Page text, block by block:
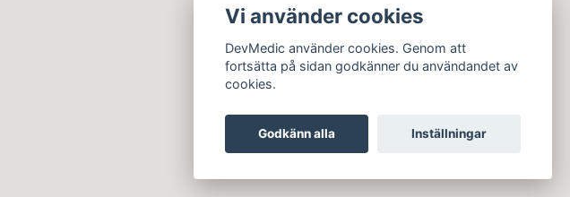
Vi använder cookies
DevMedic använder cookies. Genom att
fortsätta på sidan godkänner du användandet av
cookies.
Godkänn alla Inställningar